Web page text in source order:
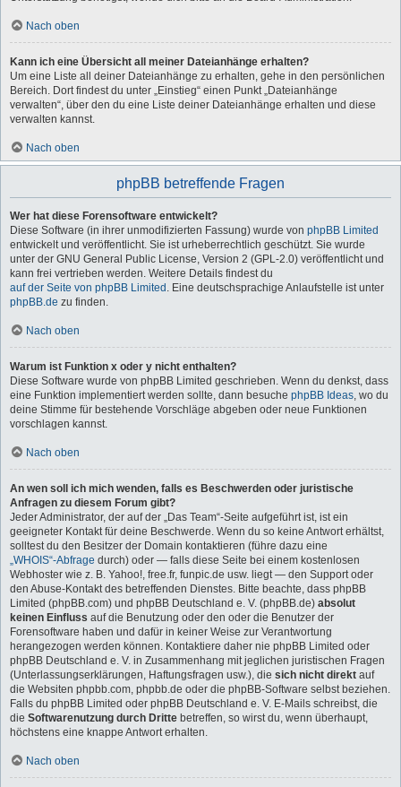
Nach oben
Kann ich eine Übersicht all meiner Dateianhänge erhalten?
Um eine Liste all deiner Dateianhänge zu erhalten, gehe in den persönlichen
Bereich. Dort findest du unter „Einstieg“ einen Punkt „Dateianhänge
verwalten“, über den du eine Liste deiner Dateianhänge erhalten und diese
verwalten kannst.
Nach oben
phpBB betreffende Fragen
Wer hat diese Forensoftware entwickelt?
Diese Software (in ihrer unmodifizierten Fassung) wurde von phpBB Limited
entwickelt und veröffentlicht. Sie ist urheberrechtlich geschützt. Sie wurde
unter der GNU General Public License, Version 2 (GPL-2.0) veröffentlicht und
kann frei vertrieben werden. Weitere Details findest du
auf der Seite von phpBB Limited . Eine deutschsprachige Anlaufstelle ist unter
phpBB.de zu finden.
Nach oben
Warum ist Funktion x oder y nicht enthalten?
Diese Software wurde von phpBB Limited geschrieben. Wenn du denkst, dass
eine Funktion implementiert werden sollte, dann besuche phpBB Ideas, wo du
deine Stimme für bestehende Vorschläge abgeben oder neue Funktionen
vorschlagen kannst.
Nach oben
An wen soll ich mich wenden, falls es Beschwerden oder juristische
Anfragen zu diesem Forum gibt?
Jeder Administrator, der auf der „Das Team“-Seite aufgeführt ist, ist ein
geeigneter Kontakt für deine Beschwerde. Wenn du so keine Antwort erhältst,
solltest du den Besitzer der Domain kontaktieren (führe dazu eine
„WHOIS“-Abfrage durch) oder — falls diese Seite bei einem kostenlosen
Webhoster wie z. B. Yahoo!, free.fr, funpic.de usw. liegt — den Support oder
den Abuse-Kontakt des betreffenden Dienstes. Bitte beachte, dass phpBB
Limited (phpBB.com) und phpBB Deutschland e. V. (phpBB.de) absolut
keinen Einfluss auf die Benutzung oder den oder die Benutzer der
Forensoftware haben und dafür in keiner Weise zur Verantwortung
herangezogen werden können. Kontaktiere daher nie phpBB Limited oder
phpBB Deutschland e. V. in Zusammenhang mit jeglichen juristischen Fragen
(Unterlassungserklärungen, Haftungsfragen usw.), die sich nicht direkt auf
die Websiten phpbb.com, phpbb.de oder die phpBB-Software selbst beziehen.
Falls du phpBB Limited oder phpBB Deutschland e. V. E-Mails schreibst, die
die Softwarenutzung durch Dritte betreffen, so wirst du, wenn überhaupt,
höchstens eine knappe Antwort erhalten.
Nach oben